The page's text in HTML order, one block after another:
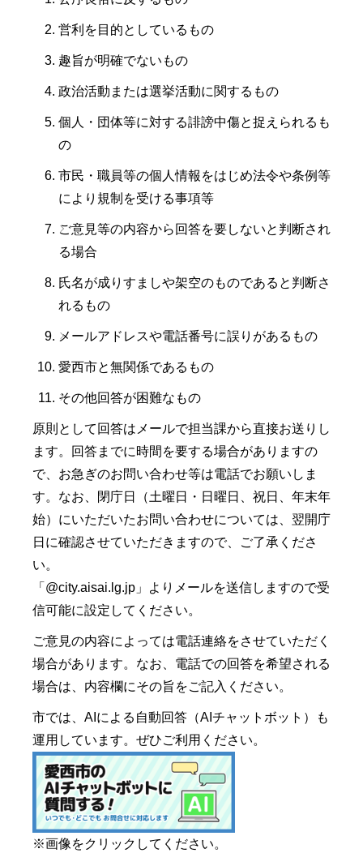
営利を目的としているもの
趣旨が明確でないもの
政治活動または選挙活動に関するもの
個人・団体等に対する誹謗中傷と捉えられるも
の
市民・職員等の個人情報をはじめ法令や条例等
により規制を受ける事項等
ご意見等の内容から回答を要しないと判断され
る場合
氏名が成りすましや架空のものであると判断さ
れるもの
メールアドレスや電話番号に誤りがあるもの
愛西市と無関係であるもの
その他回答が困難なもの
原則として回答はメールで担当課から直接お送りし
ます。回答までに時間を要する場合がありますの
で、お急ぎのお問い合わせ等は電話でお願いしま
す。なお、閉庁日（土曜日・日曜日、祝日、年末年
始）にいただいたお問い合わせについては、翌開庁
日に確認させていただきますので、ご了承くださ
い。
「@city.aisai.lg.jp」よりメールを送信しますので受
信可能に設定してください。
ご意見の内容によっては電話連絡をさせていただく
場合があります。なお、電話での回答を希望される
場合は、内容欄にその旨をご記入ください。
市では、AIによる自動回答（AIチャットボット）も
運用しています。ぜひご利用ください。
※画像をクリックしてください。